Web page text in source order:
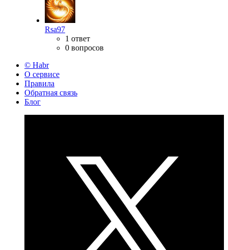
Rsa97
1 ответ
0 вопросов
© Habr
О сервисе
Правила
Обратная связь
Блог